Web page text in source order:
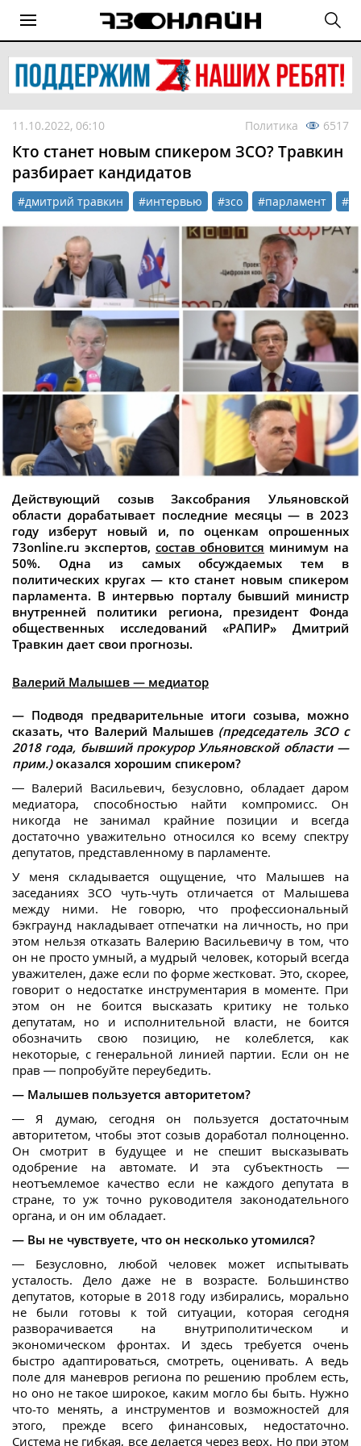
11.10.2022, 06:10 Политика 6517
Кто станет новым спикером ЗСО? Травкин
разбирает кандидатов
#дмитрий травкин #интервью #зсо #парламент
Действующий созыв Заксобрания Ульяновской
области дорабатывает последние месяцы — в 2023
году изберут новый и, по оценкам опрошенных
73online.ru экспертов, состав обновится минимум на
50%. Одна из самых обсуждаемых тем в
политических кругах — кто станет новым спикером
парламента. В интервью порталу бывший министр
внутренней политики региона, президент Фонда
общественных исследований «РАПИР» Дмитрий
Травкин дает свои прогнозы.
Валерий Малышев — медиатор
— Подводя предварительные итоги созыва, можно
сказать, что Валерий Малышев (председатель ЗСО с
2018 года, бывший прокурор Ульяновской области —
прим.)оказался хорошим спикером?
— Валерий Васильевич, безусловно, обладает даром
медиатора, способностью найти компромисс. Он
никогда не занимал крайние позиции и всегда
достаточно уважительно относился ко всему спектру
депутатов, представленному в парламенте.
У меня складывается ощущение, что Малышев на
заседаниях ЗСО чуть-чуть отличается от Малышева
между ними. Не говорю, что профессиональный
бэкграунд накладывает отпечатки на личность, но при
этом нельзя отказать Валерию Васильевичу в том, что
он не просто умный, а мудрый человек, который всегда
уважителен, даже если по форме жестковат. Это, скорее,
говорит о недостатке инструментария в моменте. При
этом он не боится высказать критику не только
депутатам, но и исполнительной власти, не боится
обозначить свою позицию, не колеблется, как
некоторые, с генеральной линией партии. Если он не
прав — попробуйте переубедить.
— Малышев пользуется авторитетом?
— Я думаю, сегодня он пользуется достаточным
авторитетом, чтобы этот созыв доработал полноценно.
Он смотрит в будущее и не спешит высказывать
одобрение на автомате. И эта субъектность —
неотъемлемое качество если не каждого депутата в
стране, то уж точно руководителя законодательного
органа, и он им обладает.
— Вы не чувствуете, что он несколько утомился?
— Безусловно, любой человек может испытывать
усталость. Дело даже не в возрасте. Большинство
депутатов, которые в 2018 году избирались, морально
не были готовы к той ситуации, которая сегодня
разворачивается на внутриполитическом и
экономическом фронтах. И здесь требуется очень
быстро адаптироваться, смотреть, оценивать. А ведь
поле для маневров региона по решению проблем есть,
но оно не такое широкое, каким могло бы быть. Нужно
что-то менять, а инструментов и возможностей для
этого, прежде всего финансовых, недостаточно.
Система не гибкая, все делается через верх. Но при этом